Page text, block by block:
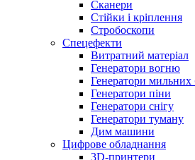
Сканери
Стійки і кріплення
Стробоскопи
Спецефекти
Витратний матеріал
Генератори вогню
Генератори мильних
Генератори піни
Генератори снігу
Генератори туману
Дим машини
Цифрове обладнання
3D-принтери